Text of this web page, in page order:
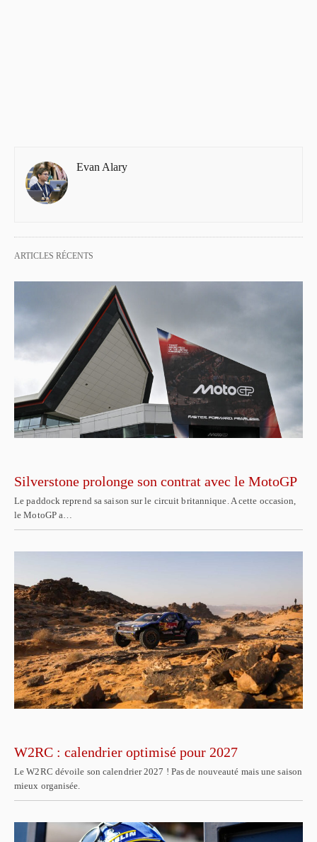
Evan Alary
ARTICLES RÉCENTS
Silverstone prolonge son contrat avec le MotoGP
Le paddock reprend sa saison sur le circuit britannique. A cette occasion,
le MotoGP a…
W2RC : calendrier optimisé pour 2027
Le W2RC dévoile son calendrier 2027 ! Pas de nouveauté mais une saison
mieux organisée.